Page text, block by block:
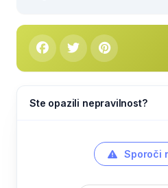
Ste opazili nepravilnost?
Sporoči